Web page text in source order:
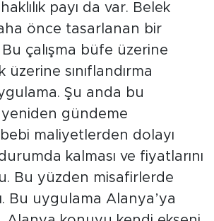
payı da var. Belek
önce tasarlanan bir
Bu çalışma büfe üzerine
sınıflandırma
Şu anda bu
yeniden gündeme
maliyetlerden dolayı
kalması ve fiyatlarını
Bu yüzden misafirlerde
Bu uygulama Alanya’ya